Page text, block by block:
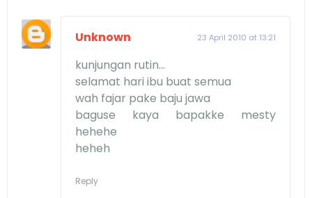
Unknown 23 April 2010 at 13:21
kunjungan rutin...
selamat hari ibu buat semua
wah fajar pake baju jawa
baguse kaya bapakke mesty
hehehe
heheh
Reply